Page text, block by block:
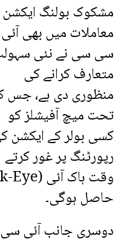
مشکوک بولنگ
معاملات میں بھی آئی
سی سی نے نئی
متعارف کرانے کی
منظوری دی ہے، جس
تحت میچ آفیشلز کو
کسی بولر کے ایکشن
رپورٹنگ پر غور کرتے
حاصل ہوگی۔
دوسری جانب آئی